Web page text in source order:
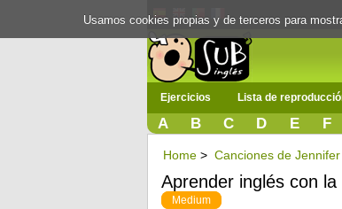
Ejercicios Lista de
A B C D E F
Home > Canciones de
Aprender inglés con
Medium
Usamos cookies propias y de terceros para